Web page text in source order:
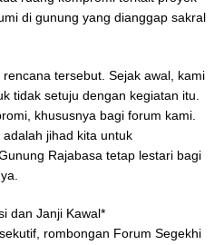
di gunung yang dianggap sakral
tersebut. Sejak awal, kami
tidak setuju dengan kegiatan itu.
khususnya bagi forum kami.
jihad kita untuk
Rajabasa tetap lestari bagi
dan Janji Kawal*
rombongan Forum Segekhi